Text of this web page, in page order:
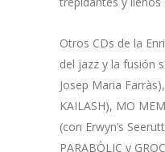
Otros CDs de la
del jazz y la fusión
Josep Maria
KAILASH), MO
(con Erwyn’s
PARABÒLIC y